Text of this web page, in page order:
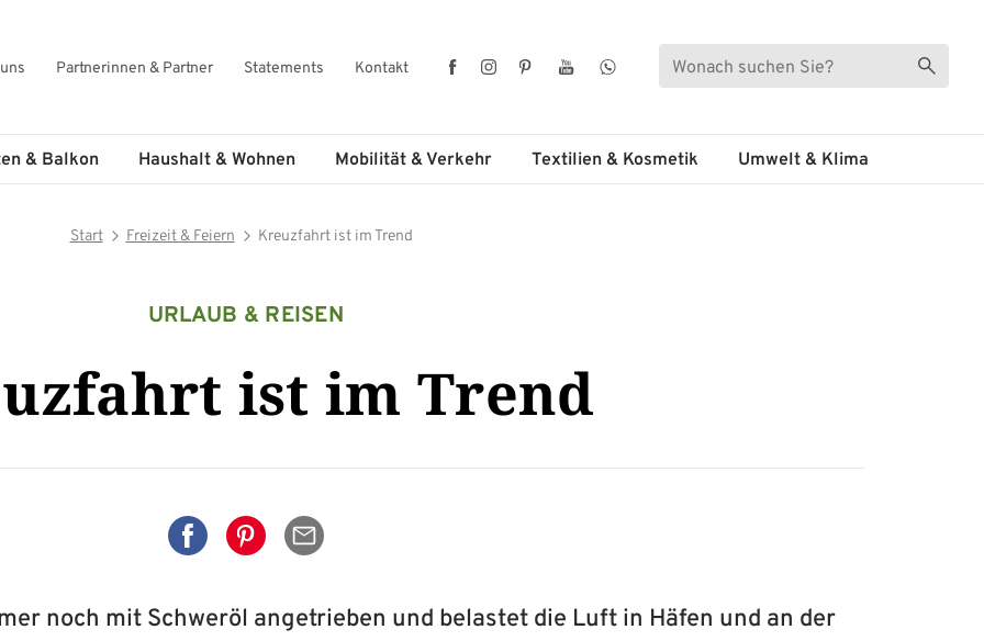
Partnerinnen & Partner Statements Kontakt Facebook
Instagram
Pinterest
YouTubeWhatsApp
Suche Suche
& Balkon Haushalt & Wohnen Mobilität & Verkehr Textilien & Kosmetik Umwelt & Klima
Start Freizeit & Feiern Kreuzfahrt ist im Trend
URLAUB & REISEN
ist im Trend
Auf Facebook teilen
Auf Pinterest teilen
Per Mail senden
noch mit Schweröl angetrieben und belastet die Luft in Häfen und an der